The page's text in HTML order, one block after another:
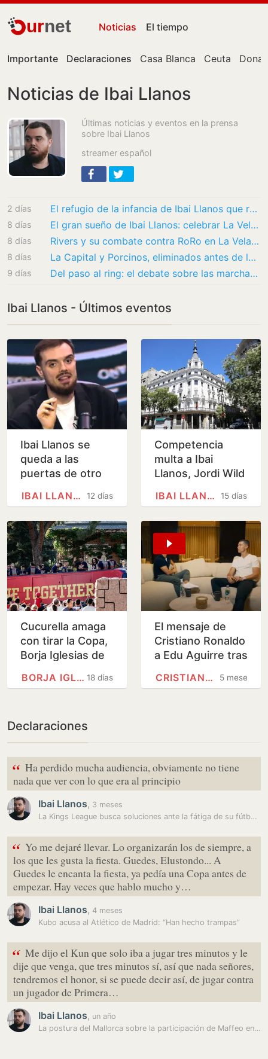
urnet Noticias El tiempo
Importante Declaraciones Casa Blanca Ceuta
Noticias de Ibai Llanos
Últimas noticias y eventos en la prensa
sobre Ibai Llanos
streamer español
2 días El refugio de la infancia de Ibai Llanos que recomienda ‘National Geographic’
8 días El gran sueño de Ibai Llanos: celebrar La Velada del Año en Bilbao y subirse al ring en…
8 días Rivers y su combate contra RoRo en La Velada del Año VI: "Estaba peleando contra una…
8 días La Capital y Porcinos, eliminados antes de lo previsto en la Kings World Cup Clubes
9 días Del paso al ring: el debate sobre las marchas procesionales fuera de la Semana Santa
Ibai Llanos - Últimos eventos
Ibai Llanos se
queda a las
puertas de otro
audiencia con la
12 días
IBAI LLANOS
Competencia
multa a Ibai
Llanos, Jordi Wild
publicidad
contenidos…
15 días
IBAI LLANOS
Cucurella amaga
con tirar la Copa,
Borja Iglesias de
anécdotas de la
18 días
BORJA IGLESIAS
El mensaje de
Cristiano Ronaldo
a Edu Aguirre tras
participará en la
5 meses
CRISTIANO RONALDO
Declaraciones
“ Ha perdido mucha audiencia, obviamente no tiene
nada que ver con lo que era al principio
Ibai Llanos, 3 meses
La Kings League busca soluciones ante la fátiga de su fútbol…
“ Yo me dejaré llevar. Lo organizarán los de siempre, a
los que les gusta la fiesta. Guedes, Elustondo... A
Guedes le encanta la fiesta, ya pedía una Copa antes de
empezar. Hay veces que hablo mucho y…
Ibai Llanos, 4 meses
Kubo acusa al Atlético de Madrid: “Han hecho trampas”
“ Me dijo el Kun que solo iba a jugar tres minutos y le
dije que venga, que tres minutos sí, así que nada señores,
tendremos el honor, si se puede decir así, de jugar contra
un jugador de Primera…
Ibai Llanos, un año
La postura del Mallorca sobre la participación de Maffeo en la Kings…